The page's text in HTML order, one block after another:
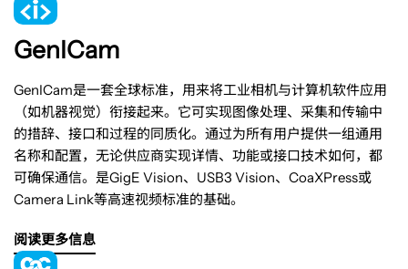
GenICam
GenICam是一套全球标准，用来将工业相机与计算机软件应用
（如机器视觉）衔接起来。它可实现图像处理、采集和传输中
的措辞、接口和过程的同质化。通过为所有用户提供一组通用
名称和配置，无论供应商实现详情、功能或接口技术如何，都
可确保通信。是GigE Vision、USB3 Vision、CoaXPress或
Camera Link等高速视频标准的基础。
阅读更多信息